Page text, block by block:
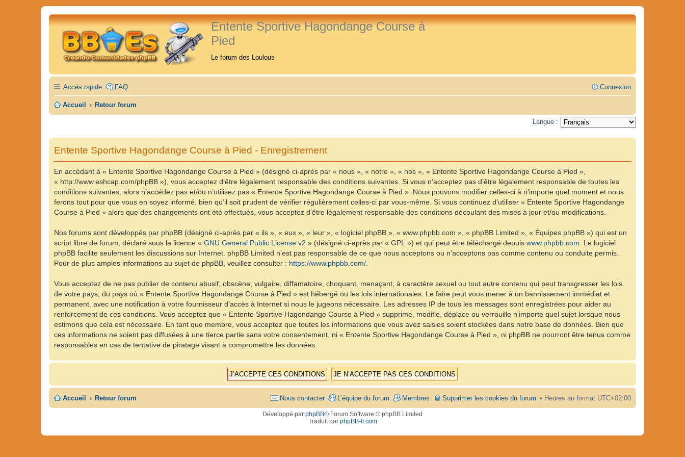
Entente Sportive Hagondange Course à
Pied
Le forum des Loulous
Accès rapide FAQ Connexion
Accueil Retour forum
Langue :
Entente Sportive Hagondange Course à Pied - Enregistrement
En accédant à « Entente Sportive Hagondange Course à Pied » (désigné ci-après par « nous », « notre », « nos », « Entente Sportive Hagondange Course à Pied »,
« http://www.eshcap.com/phpBB »), vous acceptez d’être légalement responsable des conditions suivantes. Si vous n’acceptez pas d’être légalement responsable de toutes les
conditions suivantes, alors n’accédez pas et/ou n’utilisez pas « Entente Sportive Hagondange Course à Pied ». Nous pouvons modifier celles-ci à n’importe quel moment et nous
ferons tout pour que vous en soyez informé, bien qu’il soit prudent de vérifier régulièrement celles-ci par vous-même. Si vous continuez d’utiliser « Entente Sportive Hagondange
Course à Pied » alors que des changements ont été effectués, vous acceptez d’être légalement responsable des conditions découlant des mises à jour et/ou modifications.
Nos forums sont développés par phpBB (désigné ci-après par « ils », « eux », « leur », « logiciel phpBB », « www.phpbb.com », « phpBB Limited », « Équipes phpBB ») qui est un
script libre de forum, déclaré sous la licence « GNU General Public License v2 » (désigné ci-après par « GPL ») et qui peut être téléchargé depuis www.phpbb.com. Le logiciel
phpBB facilite seulement les discussions sur Internet. phpBB Limited n’est pas responsable de ce que nous acceptons ou n’acceptons pas comme contenu ou conduite permis.
Pour de plus amples informations au sujet de phpBB, veuillez consulter : https://www.phpbb.com/.
Vous acceptez de ne pas publier de contenu abusif, obscène, vulgaire, diffamatoire, choquant, menaçant, à caractère sexuel ou tout autre contenu qui peut transgresser les lois
de votre pays, du pays où « Entente Sportive Hagondange Course à Pied » est hébergé ou les lois internationales. Le faire peut vous mener à un bannissement immédiat et
permanent, avec une notification à votre fournisseur d’accès à Internet si nous le jugeons nécessaire. Les adresses IP de tous les messages sont enregistrées pour aider au
renforcement de ces conditions. Vous acceptez que « Entente Sportive Hagondange Course à Pied » supprime, modifie, déplace ou verrouille n’importe quel sujet lorsque nous
estimons que cela est nécessaire. En tant que membre, vous acceptez que toutes les informations que vous avez saisies soient stockées dans notre base de données. Bien que
ces informations ne soient pas diffusées à une tierce partie sans votre consentement, ni « Entente Sportive Hagondange Course à Pied », ni phpBB ne pourront être tenus comme
responsables en cas de tentative de piratage visant à compromettre les données.
Accueil Retour forum Heures au format UTC+02:00
Supprimer les cookies du forum
Membres
L’équipe du forum
Nous contacter
Développé par phpBB® Forum Software © phpBB Limited
Traduit par phpBB-fr.com